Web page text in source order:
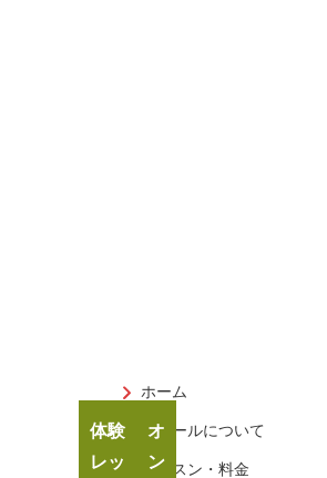
ホーム
スクールについて
レッスン・料金
体験
レッ
オ
ン